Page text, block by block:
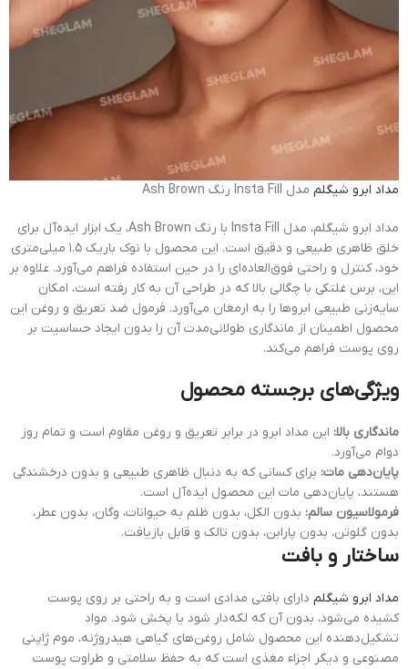
مداد ابرو شیگلم مدل Insta Fill رنگ Ash Brown
مداد ابرو شیگلم، مدل Insta Fill با رنگ Ash Brown، یک ابزار ایده‌آل برای
خلق ظاهری طبیعی و دقیق است. این محصول با نوک باریک ۱.۵ میلی‌متری
خود، کنترل و راحتی فوق‌العاده‌ای را در حین استفاده فراهم می‌آورد. علاوه بر
این، برس غلتکی با چگالی بالا که در طراحی آن به کار رفته است، امکان
سایه‌زنی طبیعی ابروها را به ارمغان می‌آورد. فرمول ضد تعریق و روغن این
محصول اطمینان از ماندگاری طولانی‌مدت آن را بدون ایجاد حساسیت بر
روی پوست فراهم می‌کند.
ویژگی‌های برجسته محصول
ماندگاری بالا: این مداد ابرو در برابر تعریق و روغن مقاوم است و تمام روز
دوام می‌آورد.
پایان‌دهی مات: برای کسانی که به دنبال ظاهری طبیعی و بدون درخشندگی
هستند، پایان‌دهی مات این محصول ایده‌آل است.
فرمولاسیون سالم: بدون الکل، بدون ظلم به حیوانات، وگان، بدون عطر،
بدون گلوتن، بدون پارابن، بدون تالک و قابل بازیافت.
ساختار و بافت
مداد ابرو شیگلم دارای بافتی مدادی است و به راحتی بر روی پوست
کشیده می‌شود، بدون آن که لکه‌دار شود یا پخش شود. مواد
تشکیل‌دهنده این محصول شامل روغن‌های گیاهی هیدروژنه، موم ژاپنی
مصنوعی و دیگر اجزاء مغذی است که به حفظ سلامتی و طراوت پوست